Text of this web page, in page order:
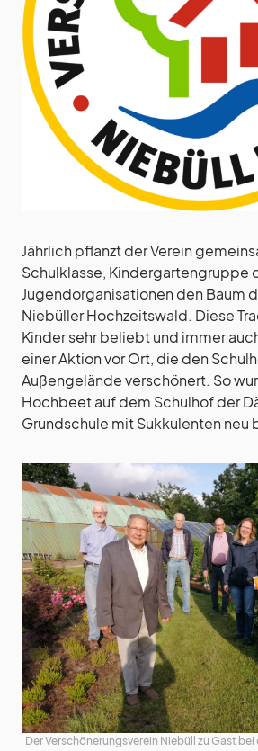
Jährlich pflanzt der Verein
Schulklasse, Kindergartengruppe
Jugendorganisationen den Baum
Niebüller Hochzeitswald. Diese
Kinder sehr beliebt und immer
einer Aktion vor Ort, die den
Außengelände verschönert. So
Hochbeet auf dem Schulhof der
Grundschule mit Sukkulenten neu
Der Verschönerungsverein Niebüll zu Gast